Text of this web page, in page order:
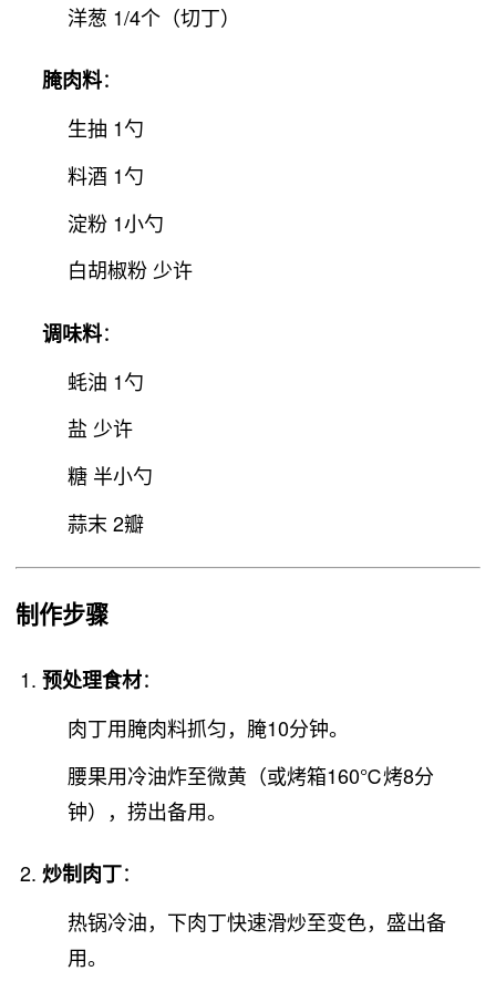
洋葱 1/4个（切丁）
腌肉料：
生抽 1勺
料酒 1勺
淀粉 1小勺
白胡椒粉 少许
调味料：
蚝油 1勺
盐 少许
糖 半小勺
蒜末 2瓣
制作步骤
预处理食材：
肉丁用腌肉料抓匀，腌10分钟。
腰果用冷油炸至微黄（或烤箱160℃烤8分
钟），捞出备用。
炒制肉丁：
热锅冷油，下肉丁快速滑炒至变色，盛出备
用。